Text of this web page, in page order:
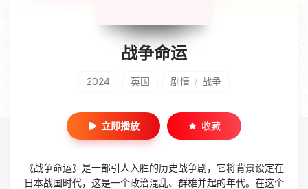
战争命运
2024 英国 剧情 / 战争
立即播放 收藏
《战争命运》是一部引人入胜的历史战争剧，它将背景设定在
日本战国时代，这是一个政治混乱、群雄并起的年代。在这个